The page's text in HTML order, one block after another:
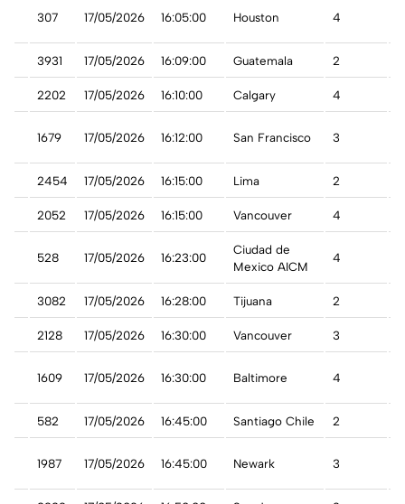
307 17/05/2026 16:05:00 Houston 4
3931 17/05/2026 16:09:00 Guatemala 2
2202 17/05/2026 16:10:00 Calgary 4
1679 17/05/2026 16:12:00 San Francisco 3
2454 17/05/2026 16:15:00 Lima 2
2052 17/05/2026 16:15:00 Vancouver 4
528 17/05/2026 16:23:00
Ciudad de
Mexico AICM
4
3082 17/05/2026 16:28:00 Tijuana 2
2128 17/05/2026 16:30:00 Vancouver 3
1609 17/05/2026 16:30:00 Baltimore 4
582 17/05/2026 16:45:00 Santiago Chile 2
1987 17/05/2026 16:45:00 Newark 3